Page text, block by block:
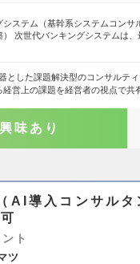
システム（基幹系システムコンサ
） 次世代バンキングシステムは、
とした課題解決型のコンサルテ
営上の課題を経営者の視点で共
興味あり
AI導入コンサルタ
ト
ツ